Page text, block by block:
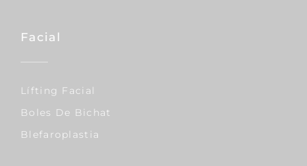
Facial
Lífting Facial
Boles De Bichat
Blefaroplastia